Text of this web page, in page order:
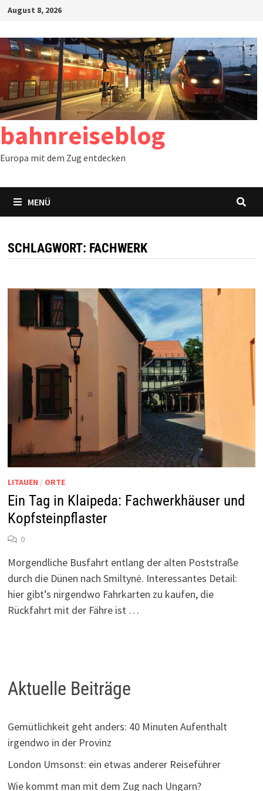
Zum
springen
August 8, 2026
bahnreiseblog
Europa mit dem Zug entdecken
MENÜ
SCHLAGWORT: FACHWERK
LITAUEN / ORTE
Ein Tag in Klaipeda: Fachwerkhäuser und
Kopfsteinpflaster
0
Morgendliche Busfahrt entlang der alten Poststraße
durch die Dünen nach Smiltynė. Interessantes Detail:
hier gibt’s nirgendwo Fahrkarten zu kaufen, die
Rückfahrt mit der Fähre ist …
Aktuelle Beiträge
Gemütlichkeit geht anders: 40 Minuten Aufenthalt
irgendwo in der Provinz
London Umsonst: ein etwas anderer Reiseführer
Wie kommt man mit dem Zug nach Ungarn?